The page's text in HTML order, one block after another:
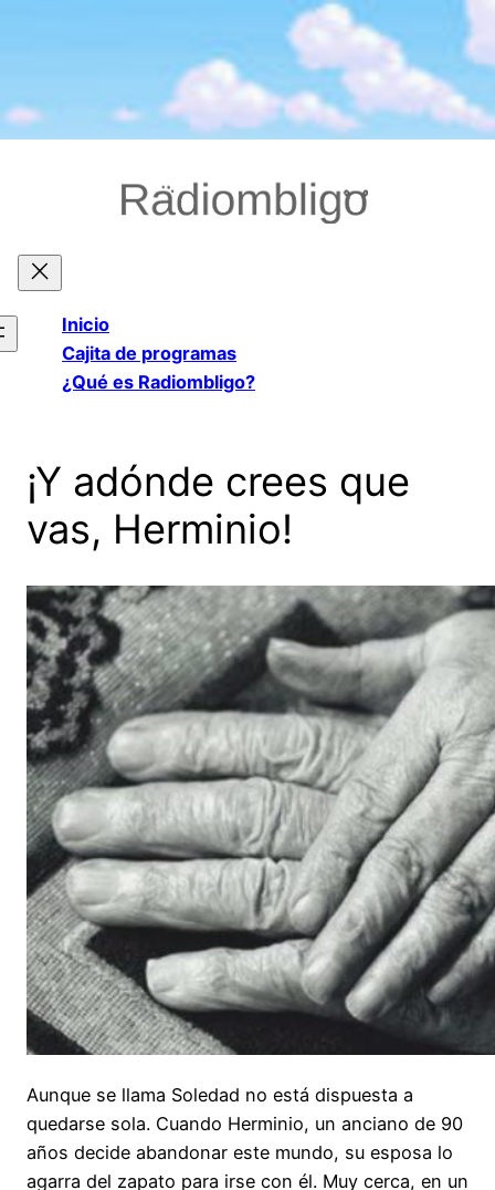
Inicio
Cajita de programas
¿Qué es Radiombligo?
¡Y adónde crees que
vas, Herminio!
Aunque se llama Soledad no está dispuesta a
quedarse sola. Cuando Herminio, un anciano de 90
años decide abandonar este mundo, su esposa lo
agarra del zapato para irse con él. Muy cerca, en un